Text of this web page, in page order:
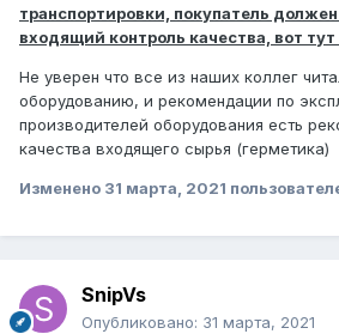
транспортировки, покупатель
входящий контроль качества, вот
Не уверен что все из наших коллег
оборудованию, и рекомендации по
производителей оборудования есть
качества входящего сырья (герметика)
Изменено 31 марта, 2021
SnipVs
Опубликовано: 31 марта, 2021